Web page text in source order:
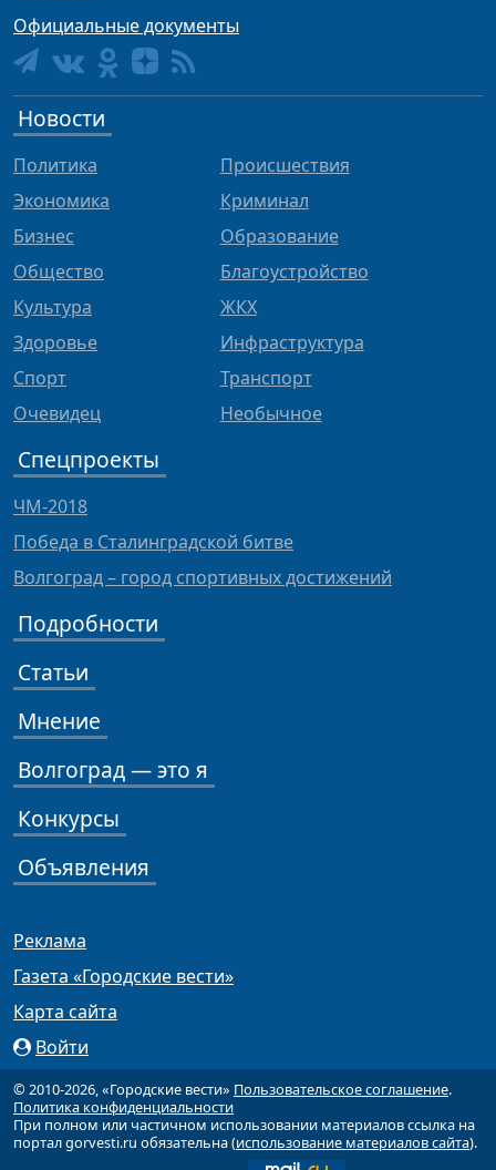
Официальные документы
Новости
Политика
Экономика
Бизнес
Общество
Культура
Здоровье
Спорт
Очевидец
Происшествия
Криминал
Образование
Благоустройство
ЖКХ
Инфраструктура
Транспорт
Необычное
Спецпроекты
ЧМ-2018
Победа в Сталинградской битве
Волгоград – город спортивных достижений
Подробности
Статьи
Мнение
Волгоград — это я
Конкурсы
Объявления
Реклама
Газета «Городские вести»
Карта сайта
Войти
© 2010-2026, «Городские вести» Пользовательское соглашение.
Политика конфиденциальности
При полном или частичном использовании материалов ссылка на
портал gorvesti.ru обязательна (использование материалов сайта).